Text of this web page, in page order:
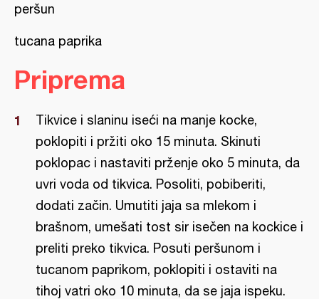
peršun
tucana paprika
Priprema
Tikvice i slaninu iseći na manje kocke,
poklopiti i pržiti oko 15 minuta. Skinuti
poklopac i nastaviti prženje oko 5 minuta, da
uvri voda od tikvica. Posoliti, pobiberiti,
dodati začin. Umutiti jaja sa mlekom i
brašnom, umešati tost sir isečen na kockice i
preliti preko tikvica. Posuti peršunom i
tucanom paprikom, poklopiti i ostaviti na
tihoj vatri oko 10 minuta, da se jaja ispeku.